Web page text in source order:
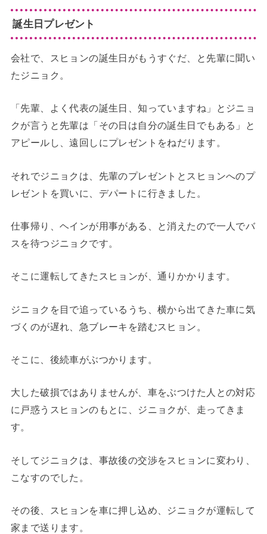
誕生日プレゼント
会社で、スヒョンの誕生日がもうすぐだ、と先輩に聞い
たジニョク。
「先輩、よく代表の誕生日、知っていますね」とジニョ
クが言うと先輩は「その日は自分の誕生日でもある」と
アピールし、遠回しにプレゼントをねだります。
それでジニョクは、先輩のプレゼントとスヒョンへのプ
レゼントを買いに、デパートに行きました。
仕事帰り、ヘインが用事がある、と消えたので一人でバ
スを待つジニョクです。
そこに運転してきたスヒョンが、通りかかります。
ジニョクを目で追っているうち、横から出てきた車に気
づくのが遅れ、急ブレーキを踏むスヒョン。
そこに、後続車がぶつかります。
大した破損ではありませんが、車をぶつけた人との対応
に戸惑うスヒョンのもとに、ジニョクが、走ってきま
す。
そしてジニョクは、事故後の交渉をスヒョンに変わり、
こなすのでした。
その後、スヒョンを車に押し込め、ジニョクが運転して
家まで送ります。